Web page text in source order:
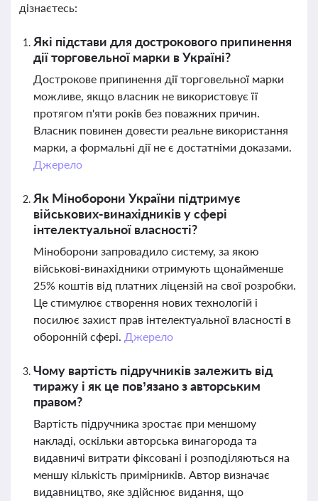
дізнаєтесь:
Які підстави для дострокового припинення
дії торговельної марки в Україні?
Дострокове припинення дії торговельної марки
можливе, якщо власник не використовує її
протягом п'яти років без поважних причин.
Власник повинен довести реальне використання
марки, а формальні дії не є достатніми доказами.
Джерело
Як Міноборони України підтримує
військових-винахідників у сфері
інтелектуальної власності?
Міноборони запровадило систему, за якою
військові-винахідники отримують щонайменше
25% коштів від платних ліцензій на свої розробки.
Це стимулює створення нових технологій і
посилює захист прав інтелектуальної власності в
оборонній сфері. Джерело
Чому вартість підручників залежить від
тиражу і як це пов’язано з авторським
правом?
Вартість підручника зростає при меншому
накладі, оскільки авторська винагорода та
видавничі витрати фіксовані і розподіляються на
меншу кількість примірників. Автор визначає
видавництво, яке здійснює видання, що